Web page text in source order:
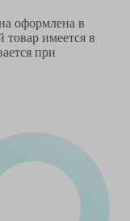
оформлена в
товар имеется в
при